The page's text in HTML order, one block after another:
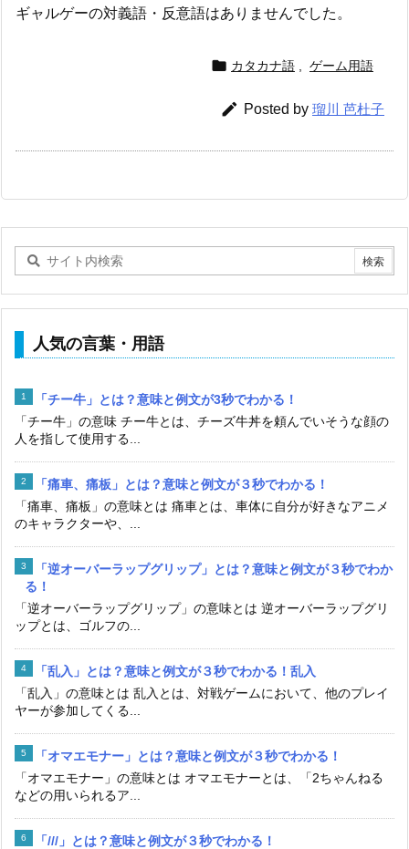
ギャルゲーの対義語・反意語はありませんでした。
 カタカナ語 ゲーム用語
 Posted by 瑠川 芭杜子
人気の言葉・用語
「チー牛」とは？意味と例文が3秒でわかる！
「チー牛」の意味 チー牛とは、チーズ牛丼を頼んでいそうな顔の
人を指して使用する...
「痛車、痛板」とは？意味と例文が３秒でわかる！
「痛車、痛板」の意味とは 痛車とは、車体に自分が好きなアニメ
のキャラクターや、...
「逆オーバーラップグリップ」とは？意味と例文が３秒でわか
る！
「逆オーバーラップグリップ」の意味とは 逆オーバーラップグリ
ップとは、ゴルフの...
「乱入」とは？意味と例文が３秒でわかる！乱入
「乱入」の意味とは 乱入とは、対戦ゲームにおいて、他のプレイ
ヤーが参加してくる...
「オマエモナー」とは？意味と例文が３秒でわかる！
「オマエモナー」の意味とは オマエモナーとは、「2ちゃんねる
などの用いられるア...
「///」とは？意味と例文が３秒でわかる！